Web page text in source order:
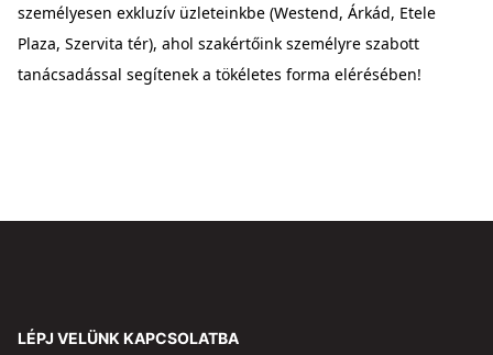
személyesen exkluzív üzleteinkbe (Westend, Árkád, Etele
Plaza, Szervita tér), ahol szakértőink személyre szabott
tanácsadással segítenek a tökéletes forma elérésében!
LÉPJ VELÜNK KAPCSOLATBA